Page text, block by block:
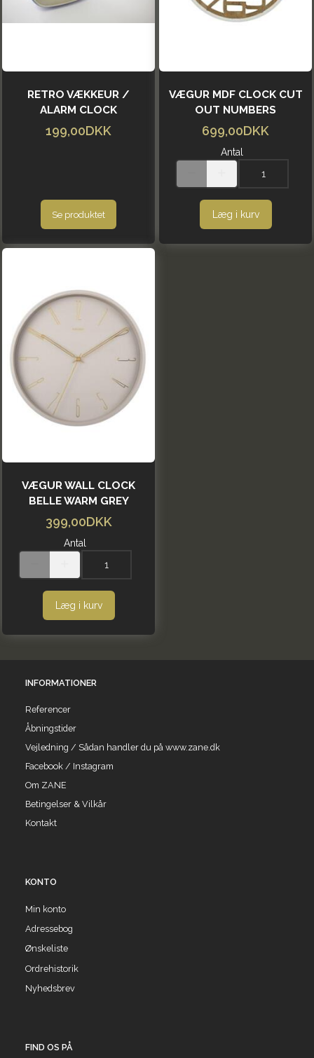
RETRO VÆKKEUR /
ALARM CLOCK
199,00DKK
Se produktet
VÆGUR MDF CLOCK CUT
OUT NUMBERS
699,00DKK
Antal
Læg i kurv
VÆGUR WALL CLOCK
BELLE WARM GREY
399,00DKK
Antal
Læg i kurv
INFORMATIONER
Referencer
Åbningstider
Vejledning / Sådan handler du på www.zane.dk
Facebook / Instagram
Om ZANE
Betingelser & Vilkår
Kontakt
KONTO
Min konto
Adressebog
Ønskeliste
Ordrehistorik
Nyhedsbrev
FIND OS PÅ